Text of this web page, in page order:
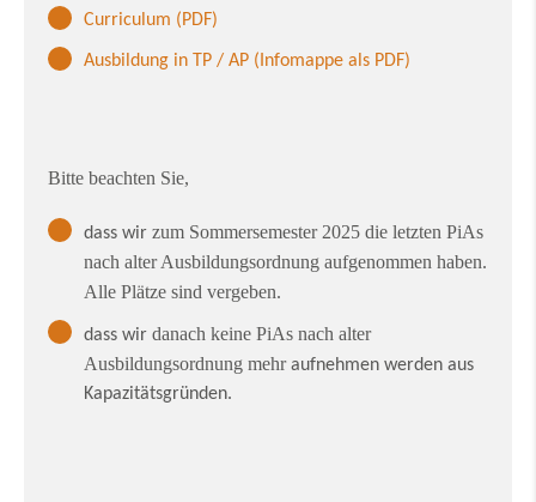
Curriculum (PDF)
Ausbildung in TP / AP (Infomappe als PDF)
Bitte beachten Sie,
dass wir zum Sommersemester 2025 die letzten PiAs
nach alter Ausbildungsordnung aufgenommen haben.
Alle Plätze sind vergeben.
dass wir danach keine PiAs nach alter
Ausbildungsordnung mehraufnehmen werden aus
Kapazitätsgründen.